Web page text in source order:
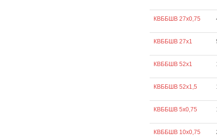
КВББШВ 27х0,75
КВББШВ 27х1
КВББШВ 52х1
КВББШВ 52х1,5
КВББШВ 5х0,75
КВББШВ 10х0,75